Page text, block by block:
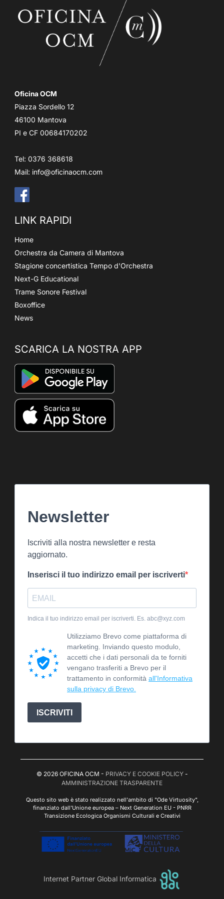
Oficina OCM
Piazza Sordello 12
46100 Mantova
PI e CF 00684170202
Tel: 0376 368618
Mail: info@oficinaocm.com
LINK RAPIDI
Home
Orchestra da Camera di Mantova
Stagione concertistica Tempo d'Orchestra
Next-G Educational
Trame Sonore Festival
Boxoffice
News
SCARICA LA NOSTRA APP
Newsletter
Iscriviti alla nostra newsletter e resta
aggiornato.
Inserisci il tuo indirizzo email per iscriverti
Indica il tuo indirizzo email per iscriverti. Es. abc@xyz.com
Utilizziamo Brevo come piattaforma di
marketing. Inviando questo modulo,
accetti che i dati personali da te forniti
vengano trasferiti a Brevo per il
trattamento in conformità all'Informativa
sulla privacy di Brevo.
ISCRIVITI
© 2026 OFICINA OCM - PRIVACY E COOKIE POLICY-
AMMINISTRAZIONE TRASPARENTE
Questo sito web è stato realizzato nell'ambito di "Ode Virtuosity",
finanziato dall'Unione europea – Next Generation EU - PNRR
Transizione Ecologica Organismi Culturali e Creativi
Internet Partner Global Informatica